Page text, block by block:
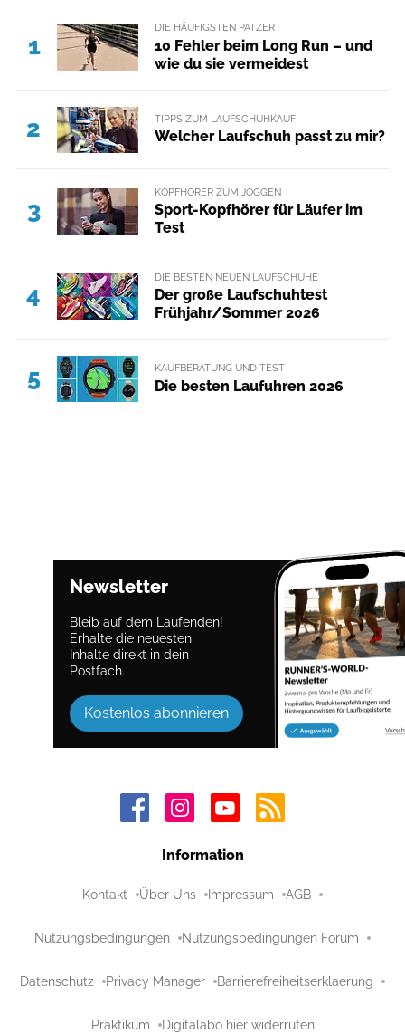
1
DIE HÄUFIGSTEN PATZER
10 Fehler beim Long Run – und
wie du sie vermeidest
2 TIPPS ZUM LAUFSCHUHKAUF
Welcher Laufschuh passt zu mir?
3
KOPFHÖRER ZUM JOGGEN
Sport-Kopfhörer für Läufer im
Test
4
DIE BESTEN NEUEN LAUFSCHUHE
Der große Laufschuhtest
Frühjahr/Sommer 2026
5 KAUFBERATUNG UND TEST
Die besten Laufuhren 2026
Newsletter
Bleib auf dem Laufenden!
Erhalte die neuesten
Inhalte direkt in dein
Postfach.
Kostenlos abonnieren
Information
Kontakt Über Uns Impressum AGB
Nutzungsbedingungen Nutzungsbedingungen Forum
Datenschutz Privacy Manager Barrierefreiheitserklaerung
Praktikum Digitalabo hier widerrufen